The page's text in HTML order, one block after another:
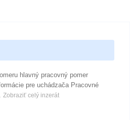
hlavný pracovný pomer
pre uchádzača Pracovné
Zobraziť celý inzerát